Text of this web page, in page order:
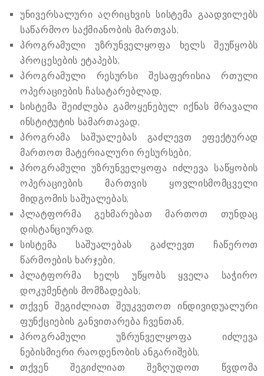
უნივერსალური აღრიცხვის სისტემა გაადვილებს
საწარმოო საქმიანობის მართვას;
პროგრამული უზრუნველყოფა ხელს შეუწყობს
პროცესების ეტაპებს;
პროგრამული რესურსი შესაფერისია რთული
ოპერაციების ჩასატარებლად;
სისტემა შეიძლება გამოყენებულ იქნას მრავალი
ინსტიტუტის სამართავად;
პროგრამა საშუალებას გაძლევთ ეფექტურად
მართოთ მატერიალური რესურსები;
პროგრამული უზრუნველყოფა იძლევა საწყობის
ოპერაციების მართვის ყოვლისმომცველი
მიდგომის საშუალებას;
პლატფორმა გეხმარებათ მართოთ თუნდაც
დისტანციურად;
სისტემა საშუალებას გაძლევთ ჩაწეროთ
წარმოების ხარჯები;
პლატფორმა ხელს უწყობს ყველა საჭირო
დოკუმენტის მომზადებას;
თქვენ შეგიძლიათ შეუკვეთოთ ინდივიდუალური
ფუნქციების განვითარება ჩვენთან;
პროგრამული უზრუნველყოფა იძლევა
ნებისმიერი რაოდენობის ანგარიშებს;
თქვენ შეგიძლიათ შეზღუდოთ წვდომა